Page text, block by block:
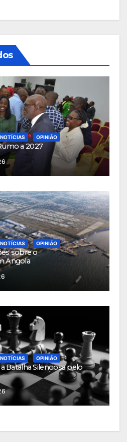
NOTÍCIAS OPINIÃO
a 2027
NOTÍCIAS OPINIÃO
sobre o
Angola
NOTÍCIAS OPINIÃO
Batalha Silenciosa pelo